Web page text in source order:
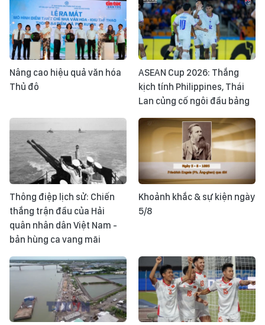
Nâng cao hiệu quả văn hóa
Thủ đô
ASEAN Cup 2026: Thắng
kịch tính Philippines, Thái
Lan củng cố ngôi đầu bảng
Thông điệp lịch sử: Chiến
thắng trận đầu của Hải
quân nhân dân Việt Nam -
bản hùng ca vang mãi
Khoảnh khắc & sự kiện ngày
5/8